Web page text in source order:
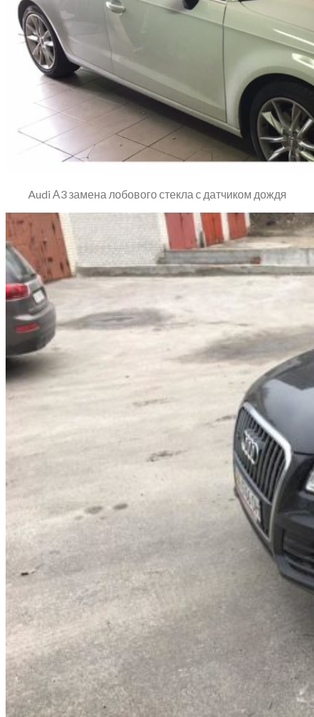
Audi А3 замена лобового стекла с датчиком дождя